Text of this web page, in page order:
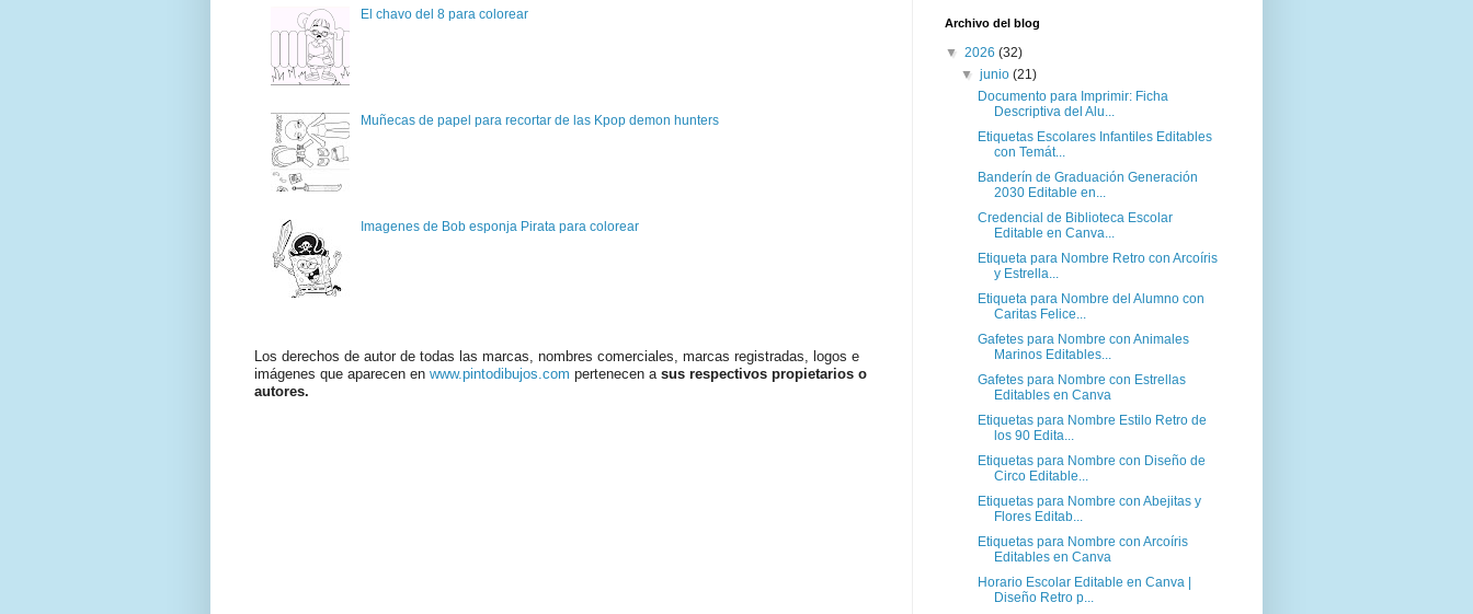
El chavo del 8 para colorear
Muñecas de papel para recortar de las Kpop demon hunters
Imagenes de Bob esponja Pirata para colorear
Los derechos de autor de todas las marcas, nombres comerciales, marcas registradas, logos e
imágenes que aparecen en www.pintodibujos.com pertenecen a sus respectivos propietarios o
autores.
Archivo del blog
▼ 2026 (32)
▼junio(21)
Documento para Imprimir: Ficha
Descriptiva del Alu...
Etiquetas Escolares Infantiles Editables
con Temát...
Banderín de Graduación Generación
2030 Editable en...
Credencial de Biblioteca Escolar
Editable en Canva...
Etiqueta para Nombre Retro con Arcoíris
y Estrella...
Etiqueta para Nombre del Alumno con
Caritas Felice...
Gafetes para Nombre con Animales
Marinos Editables...
Gafetes para Nombre con Estrellas
Editables en Canva
Etiquetas para Nombre Estilo Retro de
los 90 Edita...
Etiquetas para Nombre con Diseño de
Circo Editable...
Etiquetas para Nombre con Abejitas y
Flores Editab...
Etiquetas para Nombre con Arcoíris
Editables en Canva
Horario Escolar Editable en Canva |
Diseño Retro p...